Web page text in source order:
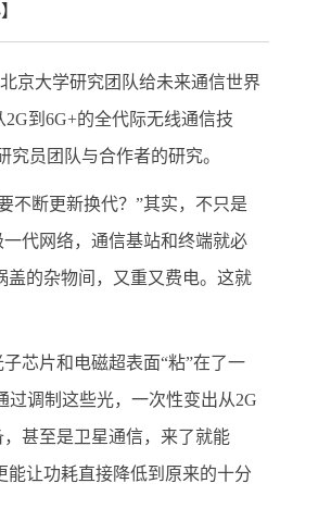
】
京大学研究团队给未来通信世界
到6G+的全代际无线通信技
员团队与合作者的研究。
不断更新换代？”其实，不只是
代网络，通信基站和终端就必
盖的杂物间，又重又费电。这就
芯片和电磁超表面“粘”在了一
过调制这些光，一次性变出从2G
甚至是卫星通信，来了就能
让功耗直接降低到原来的十分